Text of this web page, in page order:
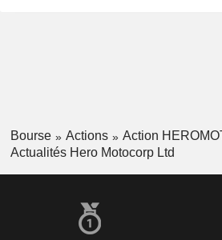
Bourse Actions
Action
Actualités Hero Motocorp Ltd